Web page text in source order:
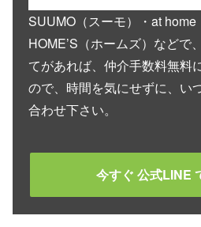
SUUMO（スーモ）・at home
HOME’S（ホームズ）などで
てがあれば、仲介手数料無料
ので、時間を気にせずに、い
合わせ下さい。
今すぐ 公式LINE